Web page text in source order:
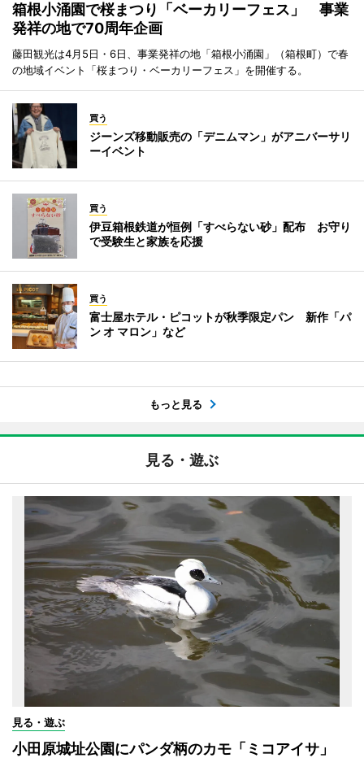
箱根小涌園で桜まつり「ベーカリーフェス」 事業
発祥の地で70周年企画
藤田観光は4月5日・6日、事業発祥の地「箱根小涌園」（箱根町）で春
の地域イベント「桜まつり・ベーカリーフェス」を開催する。
買う
ジーンズ移動販売の「デニムマン」がアニバーサリ
ーイベント
買う
伊豆箱根鉄道が恒例「すべらない砂」配布 お守り
で受験生と家族を応援
買う
富士屋ホテル・ピコットが秋季限定パン 新作「パ
ン オ マロン」など
もっと見る
見る・遊ぶ
見る・遊ぶ
小田原城址公園にパンダ柄のカモ「ミコアイサ」